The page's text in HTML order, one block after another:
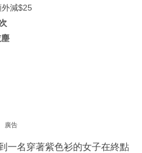
減$25
廣告
一名穿著紫色衫的女子在終點